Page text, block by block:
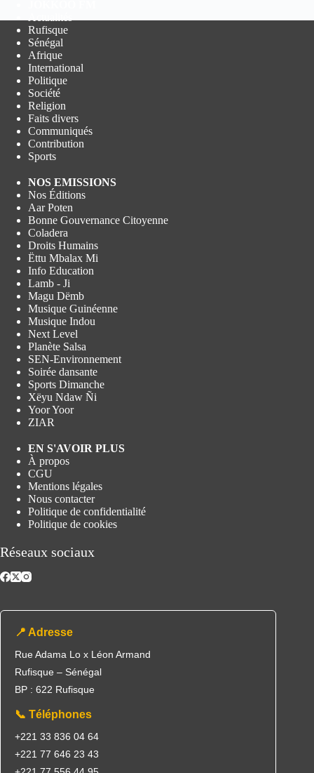
Rufisque
Sénégal
Afrique
International
Politique
Société
Religion
Faits divers
Communiqués
Contribution
Sports
NOS EMISSIONS
Nos Éditions
Aar Poten
Bonne Gouvernance Citoyenne
Coladera
Droits Humains
Ëttu Mbalax Mi
Info Education
Lamb - Ji
Magu Dëmb
Musique Guinéenne
Musique Indou
Next Level
Planète Salsa
SEN-Environnement
Soirée dansante
Sports Dimanche
Xëyu Ndaw Ñi
Yoor Yoor
ZIAR
EN S'AVOIR PLUS
À propos
CGU
Mentions légales
Nous contacter
Politique de confidentialité
Politique de cookies
Réseaux sociaux
📍 Adresse
Rue Adama Lo x Léon Armand
Rufisque – Sénégal
BP : 622 Rufisque
📞 Téléphones
+221 33 836 04 64
+221 77 646 23 43